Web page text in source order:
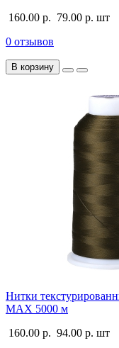
160.00 р. 79.00 р. шт
0 отзывов
В корзину
Нитки
MAX 5000 м
160.00 р. 94.00 р. шт